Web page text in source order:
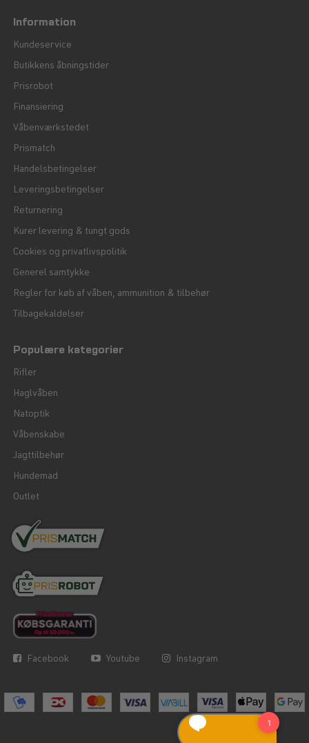
Information
Kundeservice
Butikkens åbningstider
Prisrobot
Finansiering
Våbenværkstedet
Prismatch
Handelsbetingelser
Leveringsbetingelser
Returnering
Kurer levering & tungt gods
Cookies og privatlivspolitik
Generel samtykke
Regler for køb af våben, ammunition & tilbehør
Tilbagekaldelser
Populære kategorier
Rifler
Haglvåben
Natoptik
Våbenskabe
Jagttilbehør
Hundemad
Outlet
Facebook Youtube Instagram